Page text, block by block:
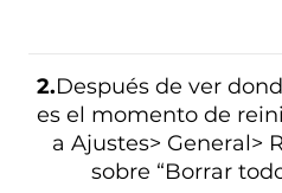
2.Después de ver
es el momento de
a Ajustes> General>
sobre “Borrar